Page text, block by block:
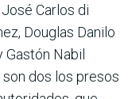
Carlos di
Douglas Danilo
Gastón Nabil
dos los presos